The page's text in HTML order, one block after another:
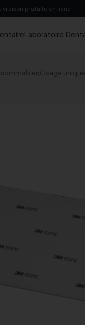
gratuite en ligne
Laboratoire
Usage unique